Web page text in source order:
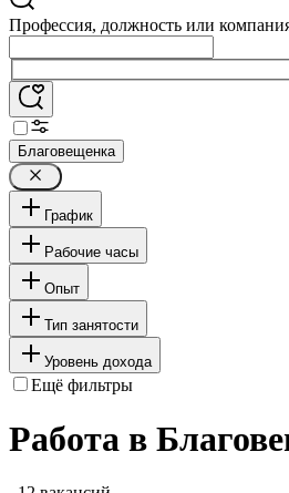
Профессия, должность или
Благовещенка
График
Рабочие часы
Опыт
Тип занятости
Уровень дохода
Ещё фильтры
Работа в